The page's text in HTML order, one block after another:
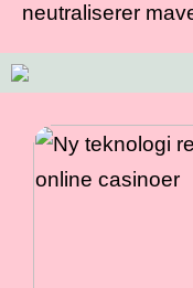
neutraliserer